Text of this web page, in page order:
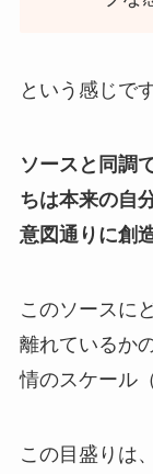
という感じです
ソースと同調
ちは本来の自
意図通りに創
このソースに
離れているか
情のスケール
この目盛りは